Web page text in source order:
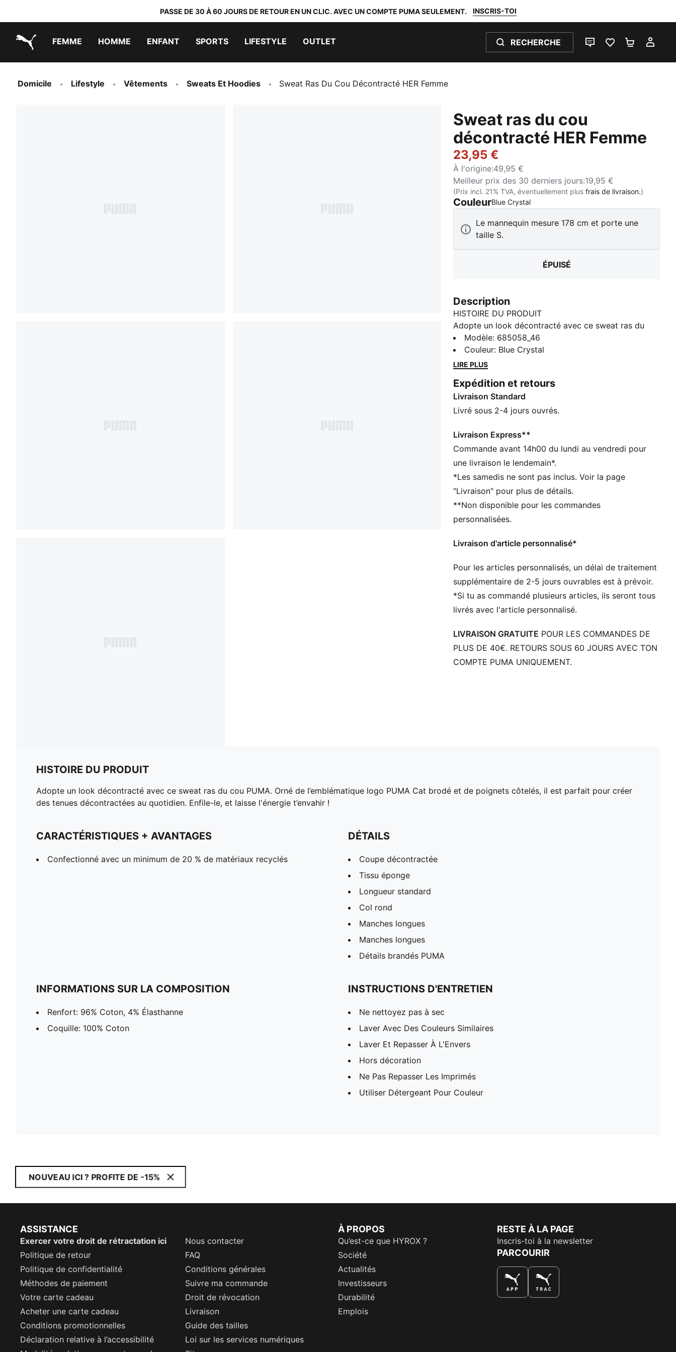
PASSE DE 30 À 60 JOURS DE RETOUR EN UN CLIC. AVEC UN COMPTE PUMA SEULEMENT. INSCRIS-TOI
FEMME HOMME ENFANT SPORTS LIFESTYLE OUTLET RECHERCHE
LIVE CHATFAVORIS 0PANIER 0
Domicile Lifestyle Vêtements Sweats Et Hoodies Sweat Ras Du Cou Décontracté HER Femme
Sweat ras du cou
décontracté HER Femme
23,95 €
À l'origine:49,95 €
Meilleur prix des 30 derniers jours:19,95 €
(Prix incl. 21% TVA, éventuellement plusfrais de livraison.)
CouleurBlue Crystal:
Le mannequin mesure 178 cm et porte une
taille S.
ÉPUISÉ
Description
HISTOIRE DU PRODUIT
Adopte un look décontracté avec ce sweat ras du
cou PUMA. Orné de l’emblématique logo PUMA Cat
brodé et de poignets côtelés, il est parfait pour créer
des tenues décontractées au quotidien. Enfile-le, et
CARACTÉRISTIQUES + AVANTAGES
Confectionné avec un minimum de 20 % de matériaux
recyclés
Coupe décontractée
Tissu éponge
Longueur standard
Manches longues
Manches longues
Détails brandés PUMA
Modèle: 685058_46
Couleur: Blue Crystal
LIRE PLUS
Expédition et retours
Livraison Standard
Livré sous 2-4 jours ouvrés.
Livraison Express**
Commande avant 14h00 du lundi au vendredi pour
une livraison le lendemain*.
*Les samedis ne sont pas inclus. Voir la page
"Livraison" pour plus de détails.
**Non disponible pour les commandes
personnalisées.
Livraison d'article personnalisé*
Pour les articles personnalisés, un délai de traitement
supplémentaire de 2-5 jours ouvrables est à prévoir.
*Si tu as commandé plusieurs articles, ils seront tous
livrés avec l'article personnalisé.
LIVRAISON GRATUITE POUR LES COMMANDES DE
PLUS DE 40€. RETOURS SOUS 60 JOURS AVEC TON
COMPTE PUMA UNIQUEMENT.
HISTOIRE DU PRODUIT
Adopte un look décontracté avec ce sweat ras du cou PUMA. Orné de l’emblématique logo PUMA Cat brodé et de poignets côtelés, il est parfait pour créer
des tenues décontractées au quotidien. Enfile-le, et laisse l'énergie t’envahir !
CARACTÉRISTIQUES + AVANTAGES
Confectionné avec un minimum de 20 % de matériaux recyclés
DÉTAILS
Coupe décontractée
Tissu éponge
Longueur standard
Col rond
Manches longues
Manches longues
Détails brandés PUMA
INFORMATIONS SUR LA COMPOSITION
Renfort: 96% Coton, 4% Élasthanne
Coquille: 100% Coton
INSTRUCTIONS D'ENTRETIEN
Ne nettoyez pas à sec
Laver Avec Des Couleurs Similaires
Laver Et Repasser À L'Envers
Hors décoration
Ne Pas Repasser Les Imprimés
Utiliser Détergeant Pour Couleur
NOUVEAU ICI ? PROFITE DE -15%
ASSISTANCE
Exercer votre droit de rétractation ici
Nous contacter
Politique de retour
FAQ
Politique de confidentialité
Conditions générales
Méthodes de paiement
Suivre ma commande
Votre carte cadeau
Droit de révocation
Acheter une carte cadeau
Livraison
Conditions promotionnelles
Guide des tailles
Déclaration relative à l’accessibilité
Loi sur les services numériques
À PROPOS
Qu’est-ce que HYROX ?
Société
Actualités
Investisseurs
Durabilité
Emplois
RESTE À LA PAGE
Inscris-toi à la newsletter
PARCOURIR